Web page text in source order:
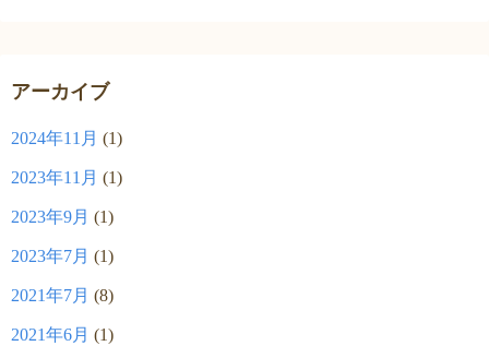
アーカイブ
2024年11月 (1)
2023年11月 (1)
2023年9月 (1)
2023年7月 (1)
2021年7月 (8)
2021年6月 (1)